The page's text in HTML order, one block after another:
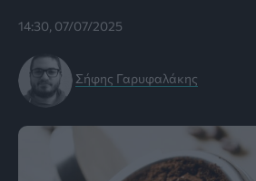
14:30, 07/07/2025
Σήφης Γαρυφαλάκης